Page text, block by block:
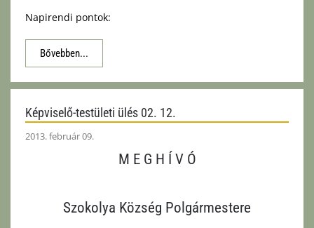
Napirendi pontok:
Bővebben...
Képviselő-testületi ülés 02. 12.
2013. február 09.
M E G H Í V Ó
Szokolya Község Polgármestere